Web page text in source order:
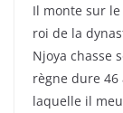
Il monte sur le
roi de la
Njoya chasse
règne dure 46
laquelle il